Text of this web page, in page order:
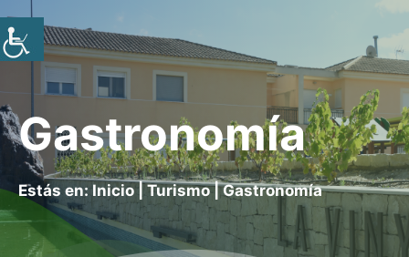
Gastronomía
Estás en: Inicio Turismo|Gastronomía